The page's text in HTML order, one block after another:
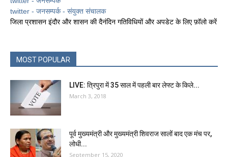
twitter - जनसम्पर्क - संयुक्त संचालक
जिला प्रशासन इंदौर और शासन की दैनंदिन गतिविधियों और अपडेट के लिए फ़ॉलो करें
MOST POPULAR
LIVE: त्रिपुरा में 35 साल में पहली बार लेफ्ट के किले...
March 3, 2018
पूर्व मुख्यमंत्री और मुख्यमंत्री शिवराज सालों बाद एक मंच पर,
लोधी...
September 15, 2020